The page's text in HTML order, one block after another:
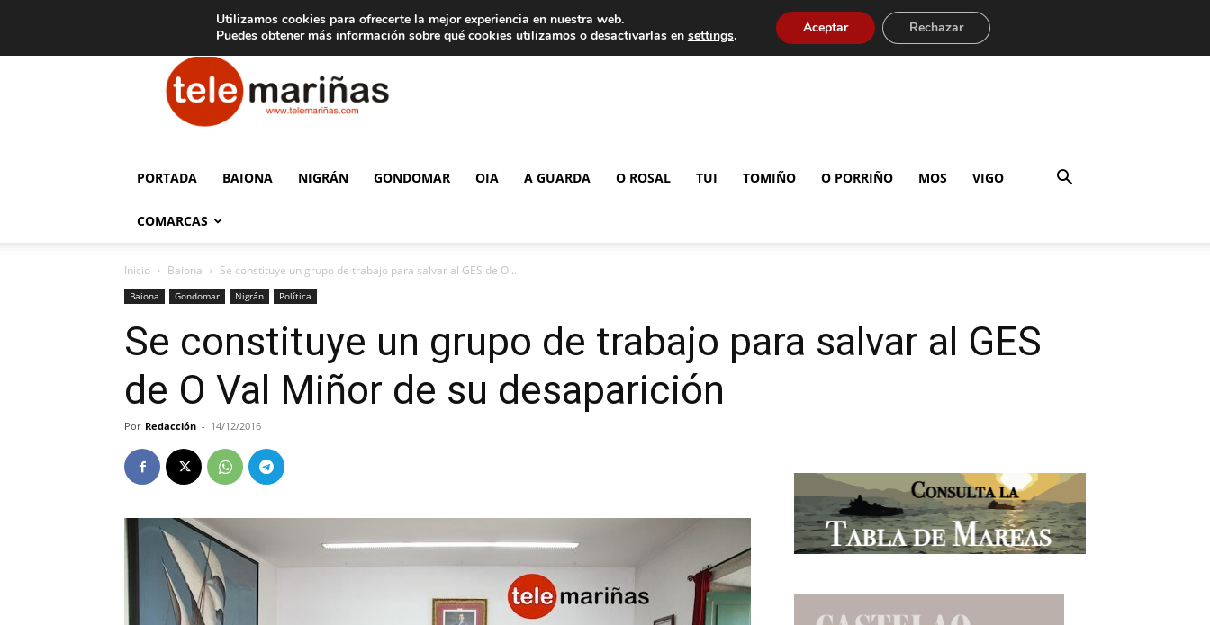
Aviso legal Tarifas de publicidad
Telemariñas
PORTADA BAIONA NIGRÁN GONDOMAR OIA A GUARDA O ROSAL TUI TOMIÑO O PORRIÑO MOS VIGO
COMARCAS
Inicio Baiona Se constituye un grupo de trabajo para salvar al GES de O...
Baiona Gondomar Nigrán Política
Se constituye un grupo de trabajo para salvar al GES
de O Val Miñor de su desaparición
Por Redacción - 14/12/2016
Utilizamos cookies para ofrecerte la mejor experiencia en nuestra web.
Puedes obtener más información sobre qué cookies utilizamos o desactivarlas en settings. Aceptar Rechazar